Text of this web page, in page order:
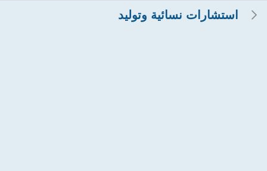
استشارات نسائية وتوليد